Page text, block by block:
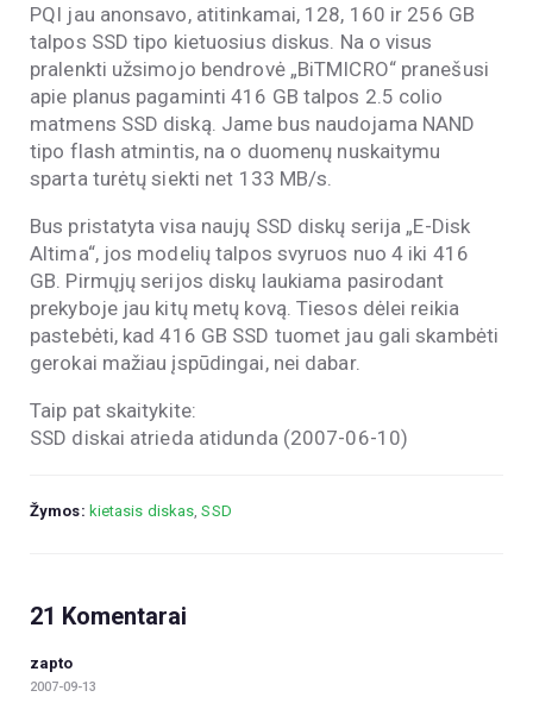
PQI jau anonsavo, atitinkamai, 128, 160 ir 256 GB
talpos SSD tipo kietuosius diskus. Na o visus
pralenkti užsimojo bendrovė „BiTMICRO“ pranešusi
apie planus pagaminti 416 GB talpos 2.5 colio
matmens SSD diską. Jame bus naudojama NAND
tipo flash atmintis, na o duomenų nuskaitymu
sparta turėtų siekti net 133 MB/s.
Bus pristatyta visa naujų SSD diskų serija „E-Disk
Altima“, jos modelių talpos svyruos nuo 4 iki 416
GB. Pirmųjų serijos diskų laukiama pasirodant
prekyboje jau kitų metų kovą. Tiesos dėlei reikia
pastebėti, kad 416 GB SSD tuomet jau gali skambėti
gerokai mažiau įspūdingai, nei dabar.
Taip pat skaitykite:
SSD diskai atrieda atidunda (2007-06-10)
Žymos: kietasis diskas ,SSD
21 Komentarai
zapto
2007-09-13